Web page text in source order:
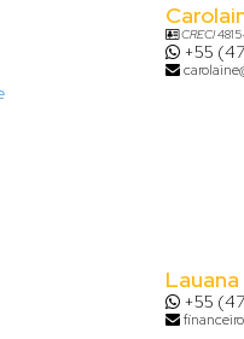
CRECI
+55
+55